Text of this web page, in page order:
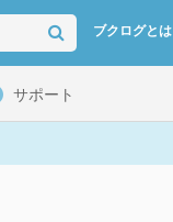
ブクログとは
サポート